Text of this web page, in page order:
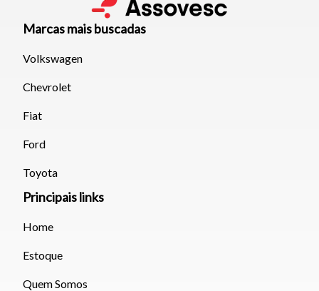
Marcas mais buscadas
Volkswagen
Chevrolet
Fiat
Ford
Toyota
Principais links
Home
Estoque
Quem Somos